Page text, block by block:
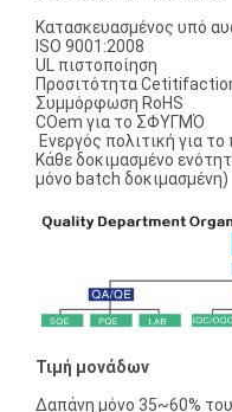
Κατασκευασμένος υπό
ISO 9001:2008
UL πιστοποίηση
Προσιτότητα
Συμμόρφωση RoHS
COem για το ΣΦΥΓΜΌ
Ενεργός πολιτική για
Κάθε δοκιμασμένο
μόνο batch δοκιμασμένη)
Τιμή μονάδων
Δαπάνη μόνο 35~60%